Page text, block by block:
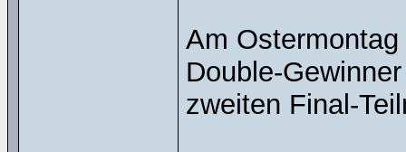
Am
Double-
zweiten Final-